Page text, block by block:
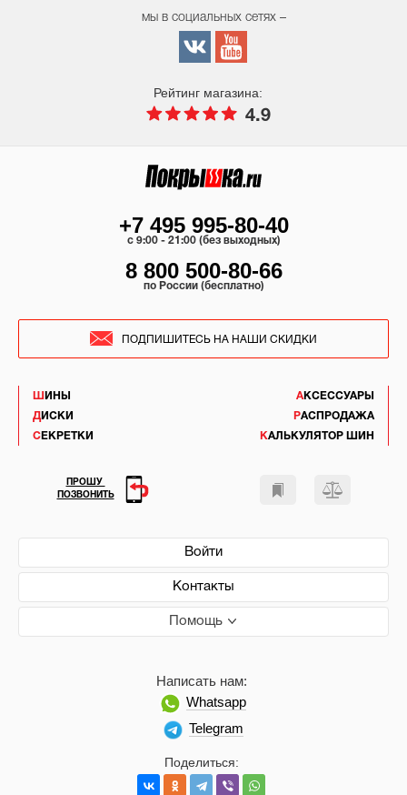
мы в социальных сетях –
Рейтинг магазина:
4.9
ШИНЫ
ДИСКИ
СЕКРЕТКИ
АКСЕССУАРЫ
РАСПРОДАЖА
КАЛЬКУЛЯТОР ШИН
Войти
Контакты
Помощь
Поделиться:
Написать нам:
Whatsapp
Telegram
+7 495 995-80-40
c 9:00 - 21:00 (без выходных)
8 800 500-80-66
по России (бесплатно)
ПОДПИШИТЕСЬ НА НАШИ СКИДКИ
ПРОШУ
ПОЗВОНИТЬ